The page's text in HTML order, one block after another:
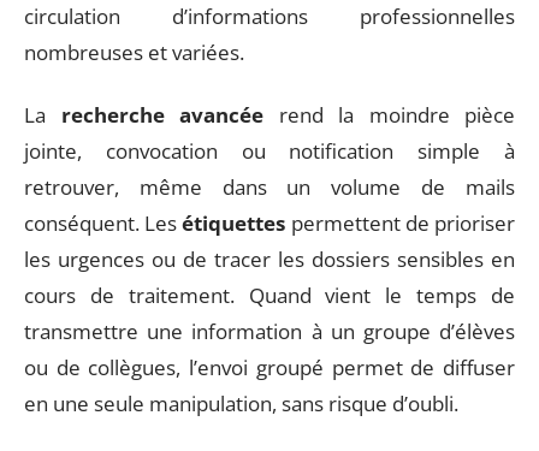
circulation d’informations professionnelles
nombreuses et variées.
La recherche avancée rend la moindre pièce
jointe, convocation ou notification simple à
retrouver, même dans un volume de mails
conséquent. Lesétiquettes permettent de prioriser
les urgences ou de tracer les dossiers sensibles en
cours de traitement. Quand vient le temps de
transmettre une information à un groupe d’élèves
ou de collègues, l’envoi groupé permet de diffuser
en une seule manipulation, sans risque d’oubli.